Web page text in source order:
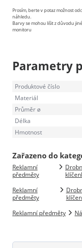
Prosím, berte v potaz možnost
náhledu.
Barvy se mohou lišit z důvodu
monitoru
Parametry
Produktové číslo
Materiál
Průměr ø
Délka
Hmotnost
Zařazeno do
Reklamní
předměty
Reklamní
předměty
Reklamní předměty